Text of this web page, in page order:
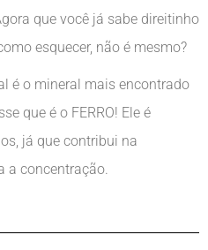
que você já sabe direitinho
esquecer, não é mesmo?
é o mineral mais encontrado
que é o FERRO! Ele é
já que contribui na
a concentração.